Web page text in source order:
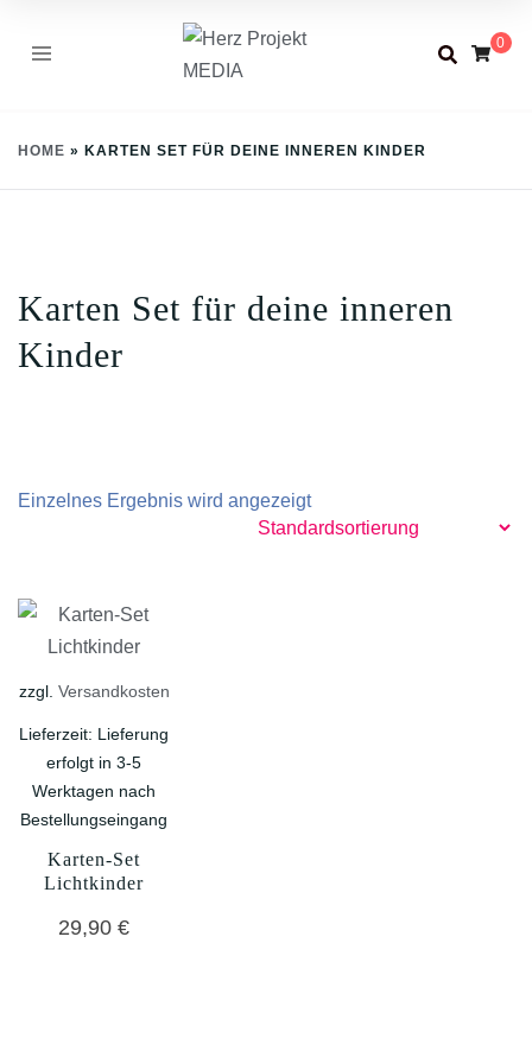
0
HOME » KARTEN SET FÜR DEINE INNEREN KINDER
Karten Set für deine inneren
Kinder
Einzelnes Ergebnis wird angezeigt
zzgl. Versandkosten
Lieferzeit: Lieferung
erfolgt in 3-5
Werktagen nach
Bestellungseingang
Karten-Set
Lichtkinder
29,90€